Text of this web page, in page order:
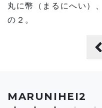
MARUNIHEI2
丸に幣（まるにへい）
の２。